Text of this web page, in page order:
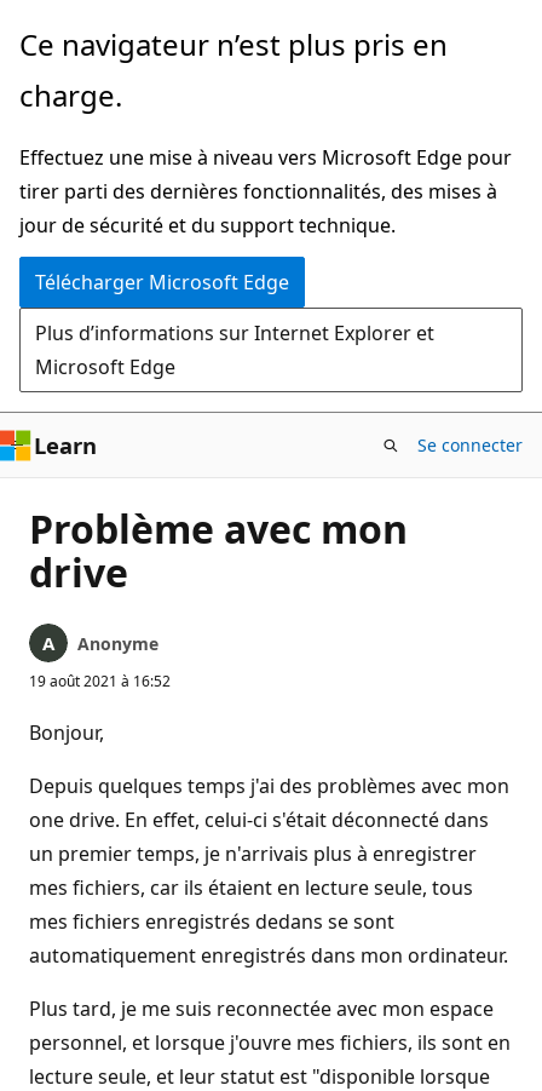
Passer
directement
au
principal
Ce navigateur n’est plus pris en
charge.
Effectuez une mise à niveau vers Microsoft Edge pour
tirer parti des dernières fonctionnalités, des mises à
jour de sécurité et du support technique.
Télécharger Microsoft Edge
Plus d’informations sur Internet Explorer et
Microsoft Edge
Learn Se connecter
Problème avec mon
drive
Anonyme
19 août 2021 à 16:52
Bonjour,
Depuis quelques temps j'ai des problèmes avec mon
one drive. En effet, celui-ci s'était déconnecté dans
un premier temps, je n'arrivais plus à enregistrer
mes fichiers, car ils étaient en lecture seule, tous
mes fichiers enregistrés dedans se sont
automatiquement enregistrés dans mon ordinateur.
Plus tard, je me suis reconnectée avec mon espace
personnel, et lorsque j'ouvre mes fichiers, ils sont en
lecture seule, et leur statut est "disponible lorsque